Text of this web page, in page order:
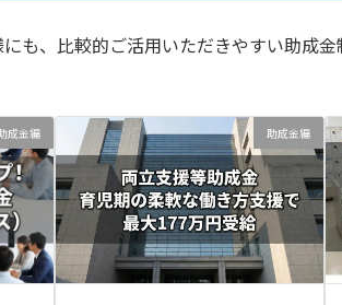
も、比較的ご活用いただきやすい助成
成金編 助成金編